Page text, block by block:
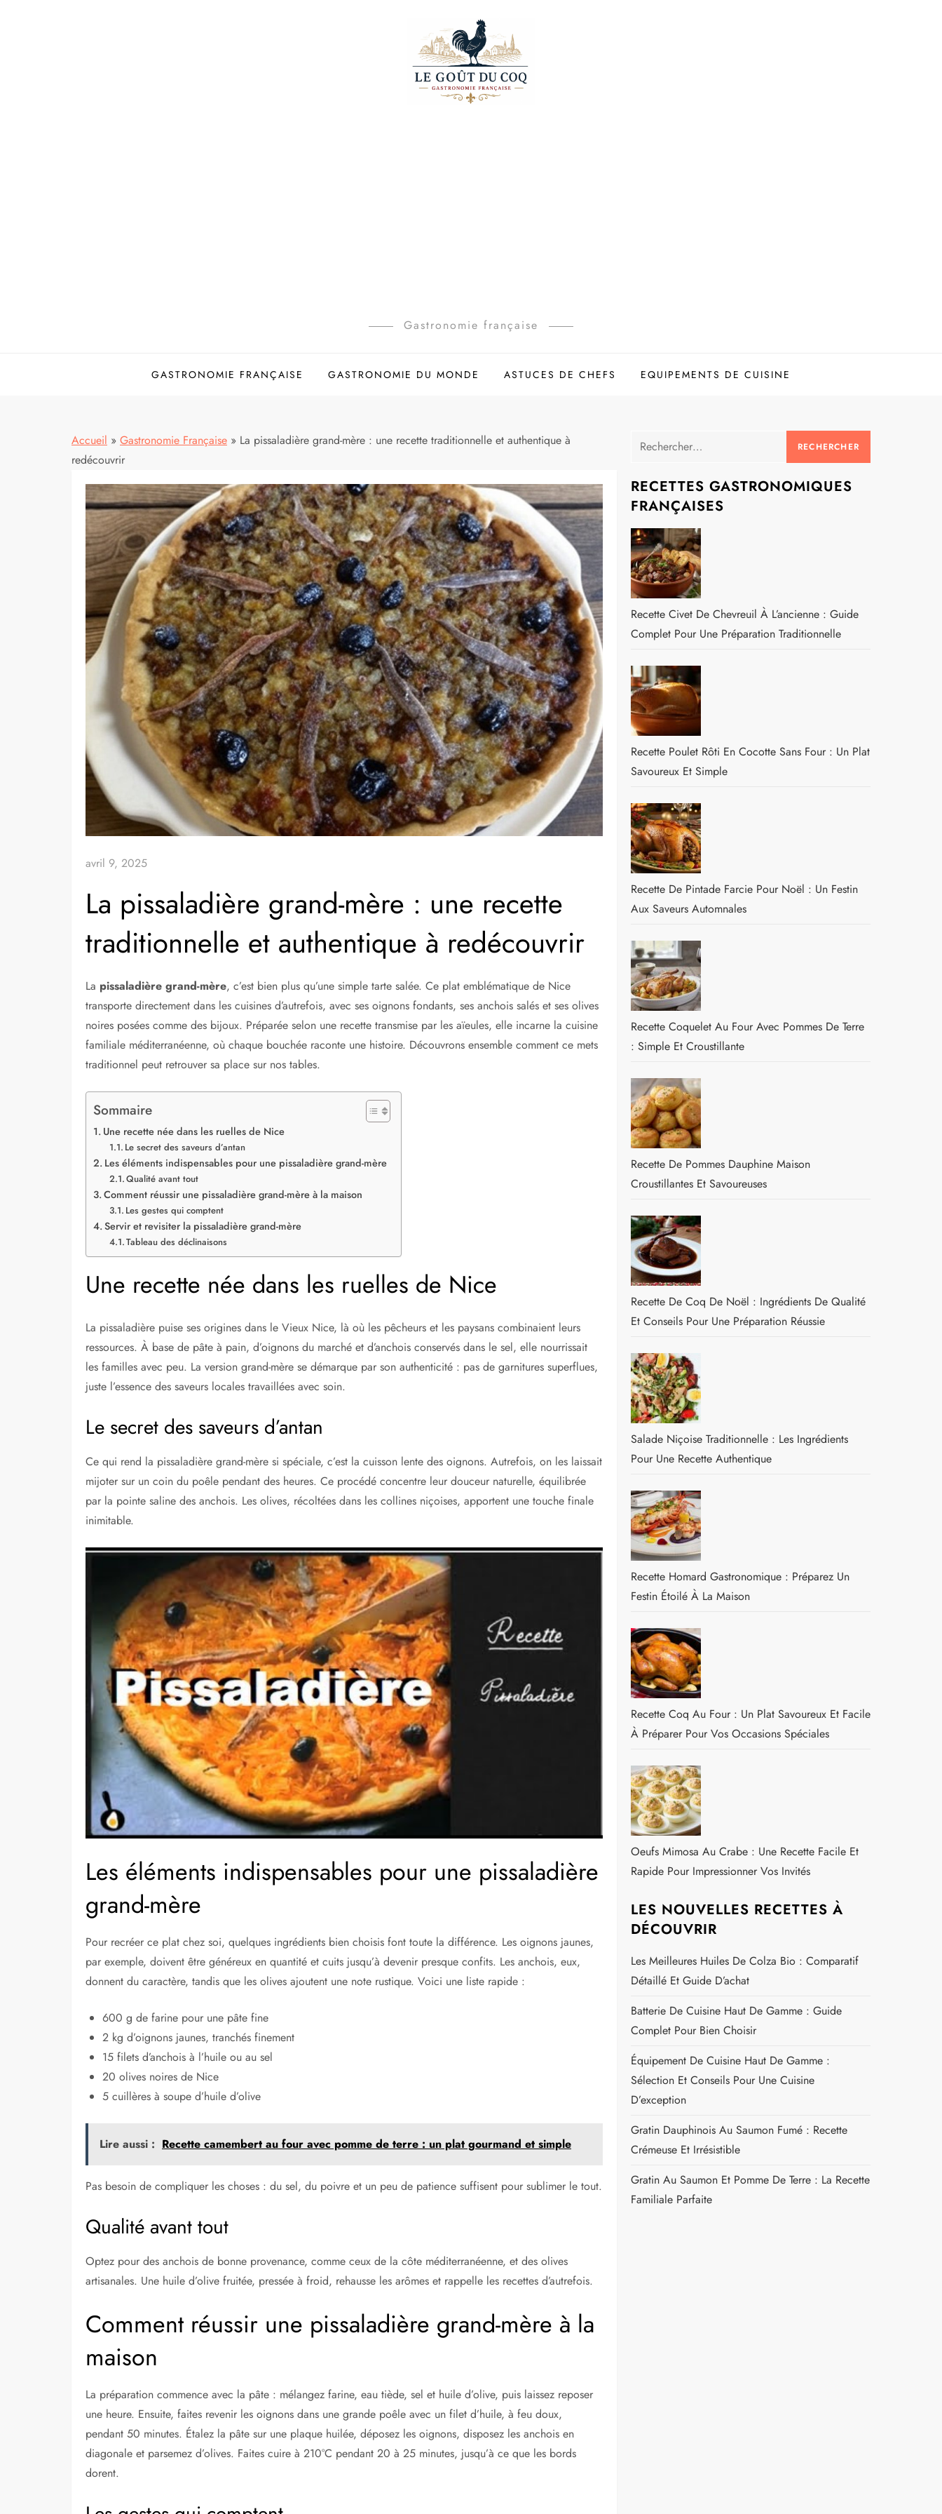
Gastronomie française
GASTRONOMIE FRANÇAISE GASTRONOMIE DU MONDE ASTUCES DE CHEFS EQUIPEMENTS DE CUISINE
Accueil » Gastronomie Française » La pissaladière grand-mère : une recette traditionnelle et authentique à
redécouvrir
avril 9, 2025
La pissaladière grand-mère : une recette
traditionnelle et authentique à redécouvrir
La pissaladière grand-mère, c’est bien plus qu’une simple tarte salée. Ce plat emblématique de Nice
transporte directement dans les cuisines d’autrefois, avec ses oignons fondants, ses anchois salés et ses olives
noires posées comme des bijoux. Préparée selon une recette transmise par les aïeules, elle incarne la cuisine
familiale méditerranéenne, où chaque bouchée raconte une histoire. Découvrons ensemble comment ce mets
traditionnel peut retrouver sa place sur nos tables.
Sommaire
Une recette née dans les ruelles de Nice
Le secret des saveurs d’antan
Les éléments indispensables pour une pissaladière grand-mère
Qualité avant tout
Comment réussir une pissaladière grand-mère à la maison
Les gestes qui comptent
Servir et revisiter la pissaladière grand-mère
Tableau des déclinaisons
Une recette née dans les ruelles de Nice
La pissaladière puise ses origines dans le Vieux Nice, là où les pêcheurs et les paysans combinaient leurs
ressources. À base de pâte à pain, d’oignons du marché et d’anchois conservés dans le sel, elle nourrissait
les familles avec peu. La version grand-mère se démarque par son authenticité : pas de garnitures superflues,
juste l’essence des saveurs locales travaillées avec soin.
Le secret des saveurs d’antan
Ce qui rend la pissaladière grand-mère si spéciale, c’est la cuisson lente des oignons. Autrefois, on les laissait
mijoter sur un coin du poêle pendant des heures. Ce procédé concentre leur douceur naturelle, équilibrée
par la pointe saline des anchois. Les olives, récoltées dans les collines niçoises, apportent une touche finale
inimitable.
Les éléments indispensables pour une pissaladière
grand-mère
Pour recréer ce plat chez soi, quelques ingrédients bien choisis font toute la différence. Les oignons jaunes,
par exemple, doivent être généreux en quantité et cuits jusqu’à devenir presque confits. Les anchois, eux,
donnent du caractère, tandis que les olives ajoutent une note rustique. Voici une liste rapide :
600 g de farine pour une pâte fine
2 kg d’oignons jaunes, tranchés finement
15 filets d’anchois à l’huile ou au sel
20 olives noires de Nice
5 cuillères à soupe d’huile d’olive
Lire aussi : Recette camembert au four avec pomme de terre : un plat gourmand et simple
Pas besoin de compliquer les choses : du sel, du poivre et un peu de patience suffisent pour sublimer le tout.
Qualité avant tout
Optez pour des anchois de bonne provenance, comme ceux de la côte méditerranéenne, et des olives
artisanales. Une huile d’olive fruitée, pressée à froid, rehausse les arômes et rappelle les recettes d’autrefois.
Comment réussir une pissaladière grand-mère à la
maison
La préparation commence avec la pâte : mélangez farine, eau tiède, sel et huile d’olive, puis laissez reposer
une heure. Ensuite, faites revenir les oignons dans une grande poêle avec un filet d’huile, à feu doux,
pendant 50 minutes. Étalez la pâte sur une plaque huilée, déposez les oignons, disposez les anchois en
diagonale et parsemez d’olives. Faites cuire à 210°C pendant 20 à 25 minutes, jusqu’à ce que les bords
dorent.
Rechercher :
RECETTES GASTRONOMIQUES
FRANÇAISES
Recette Civet De Chevreuil À L’ancienne : Guide
Complet Pour Une Préparation Traditionnelle
Recette Poulet Rôti En Cocotte Sans Four : Un Plat
Savoureux Et Simple
Recette De Pintade Farcie Pour Noël : Un Festin
Aux Saveurs Automnales
Recette Coquelet Au Four Avec Pommes De Terre
: Simple Et Croustillante
Recette De Pommes Dauphine Maison
Croustillantes Et Savoureuses
Recette De Coq De Noël : Ingrédients De Qualité
Et Conseils Pour Une Préparation Réussie
Salade Niçoise Traditionnelle : Les Ingrédients
Pour Une Recette Authentique
Recette Homard Gastronomique : Préparez Un
Festin Étoilé À La Maison
Recette Coq Au Four : Un Plat Savoureux Et Facile
À Préparer Pour Vos Occasions Spéciales
Oeufs Mimosa Au Crabe : Une Recette Facile Et
Rapide Pour Impressionner Vos Invités
LES NOUVELLES RECETTES À
DÉCOUVRIR
Les Meilleures Huiles De Colza Bio : Comparatif
Détaillé Et Guide D’achat
Batterie De Cuisine Haut De Gamme : Guide
Complet Pour Bien Choisir
Équipement De Cuisine Haut De Gamme :
Sélection Et Conseils Pour Une Cuisine
D’exception
Gratin Dauphinois Au Saumon Fumé : Recette
Crémeuse Et Irrésistible
Gratin Au Saumon Et Pomme De Terre : La Recette
Familiale Parfaite